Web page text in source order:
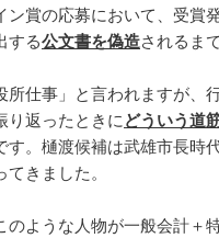
ン賞の応募において、受賞
する公文書を偽造されるま
所仕事」と言われますが、
り返ったときにどういう道
す。樋渡候補は武雄市長時
きました。
のような人物が一般会計＋